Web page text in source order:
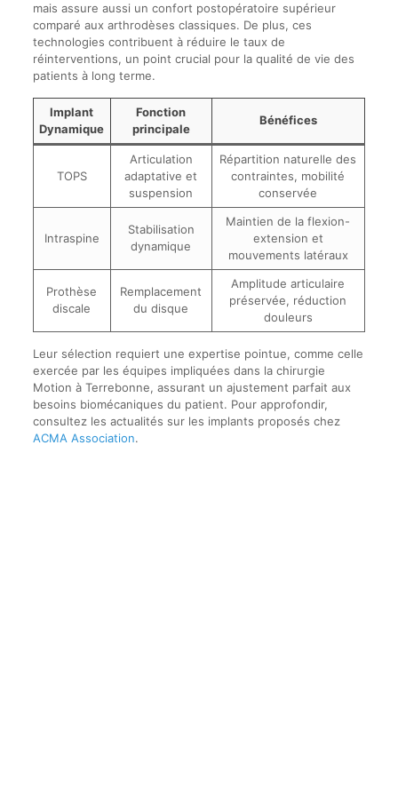
mais assure aussi un confort postopératoire supérieur
comparé aux arthrodèses classiques. De plus, ces
technologies contribuent à réduire le taux de
réinterventions, un point crucial pour la qualité de vie des
patients à long terme.
Implant
Dynamique
Fonction
principale
Bénéfices
TOPS
Articulation
adaptative et
suspension
Répartition naturelle des
contraintes, mobilité
conservée
Intraspine
Stabilisation
dynamique
Maintien de la flexion-
extension et
mouvements latéraux
Prothèse
discale
Remplacement
du disque
Amplitude articulaire
préservée, réduction
douleurs
Leur sélection requiert une expertise pointue, comme celle
exercée par les équipes impliquées dans la chirurgie
Motion à Terrebonne, assurant un ajustement parfait aux
besoins biomécaniques du patient. Pour approfondir,
consultez les actualités sur les implants proposés chez
ACMA Association.